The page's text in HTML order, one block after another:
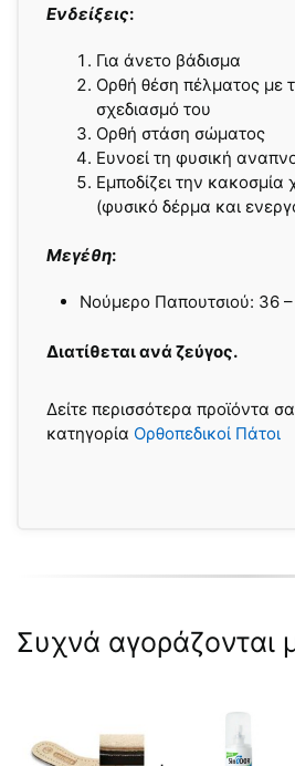
Ενδείξεις:
Για άνετο βάδισμα
Ορθή θέση πέλματος με
σχεδιασμό του
Ορθή στάση σώματος
Ευνοεί τη φυσική
Εμποδίζει την
(φυσικό δέρμα και
Μεγέθη:
Nούμερο Παπουτσιού: 36
Διατίθεται ανά ζεύγος.
Δείτε περισσότερα προϊόντα
κατηγορία Ορθοπεδικοί Πάτοι
Συχνά αγοράζονται